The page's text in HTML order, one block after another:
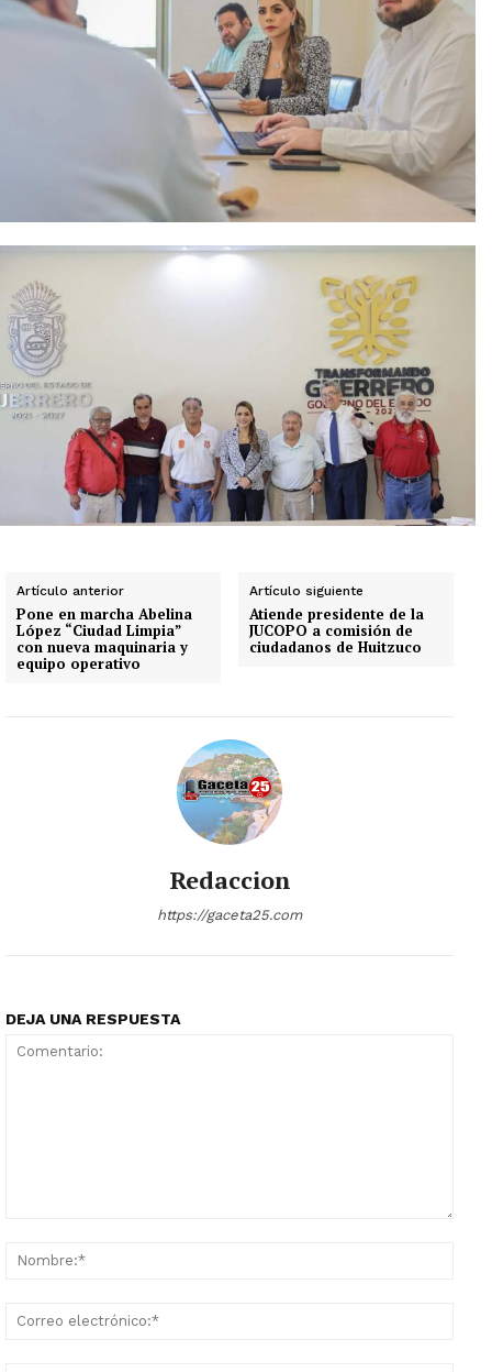
Artículo anterior
Pone en marcha Abelina
López “Ciudad Limpia”
con nueva maquinaria y
equipo operativo
Artículo siguiente
Atiende presidente de la
JUCOPO a comisión de
ciudadanos de Huitzuco
Redaccion
https://gaceta25.com
DEJA UNA RESPUESTA